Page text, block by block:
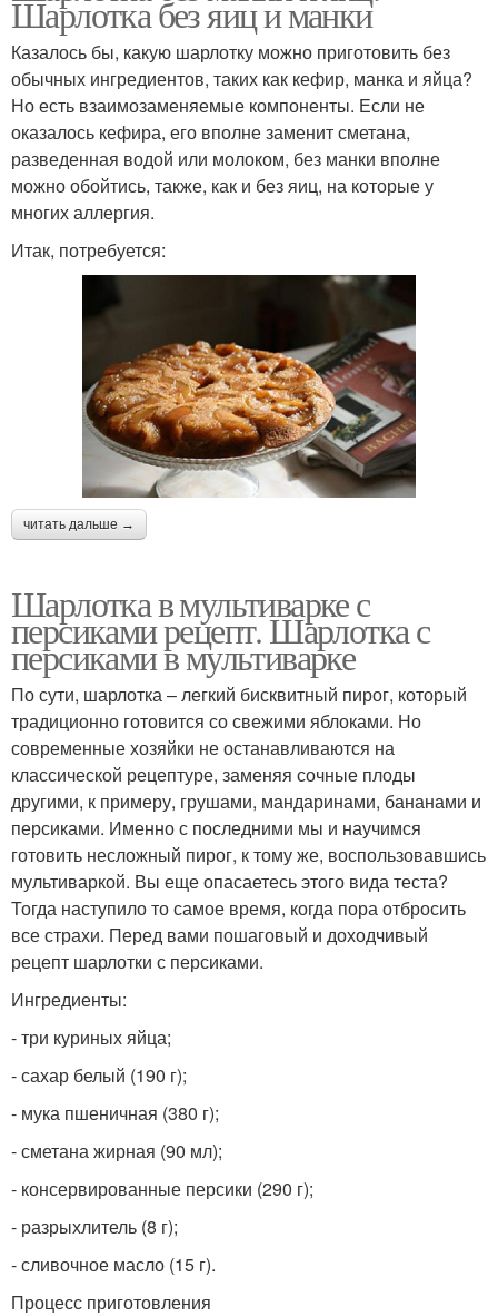
Шарлотка без яиц и манки
Казалось бы, какую шарлотку можно приготовить без
обычных ингредиентов, таких как кефир, манка и яйца?
Но есть взаимозаменяемые компоненты. Если не
оказалось кефира, его вполне заменит сметана,
разведенная водой или молоком, без манки вполне
можно обойтись, также, как и без яиц, на которые у
многих аллергия.
Итак, потребуется:
читать дальше →
Шарлотка в мультиварке с
персиками рецепт. Шарлотка с
персиками в мультиварке
По сути, шарлотка – легкий бисквитный пирог, который
традиционно готовится со свежими яблоками. Но
современные хозяйки не останавливаются на
классической рецептуре, заменяя сочные плоды
другими, к примеру, грушами, мандаринами, бананами и
персиками. Именно с последними мы и научимся
готовить несложный пирог, к тому же, воспользовавшись
мультиваркой. Вы еще опасаетесь этого вида теста?
Тогда наступило то самое время, когда пора отбросить
все страхи. Перед вами пошаговый и доходчивый
рецепт шарлотки с персиками.
Ингредиенты:
- три куриных яйца;
- сахар белый (190 г);
- мука пшеничная (380 г);
- сметана жирная (90 мл);
- консервированные персики (290 г);
- разрыхлитель (8 г);
- сливочное масло (15 г).
Процесс приготовления